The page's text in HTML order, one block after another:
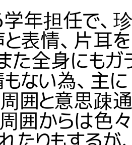
年担任で、珍
表情、片耳を
た全身にもガ
ない為、主に
囲と意思疎
囲からは色
たりもするが